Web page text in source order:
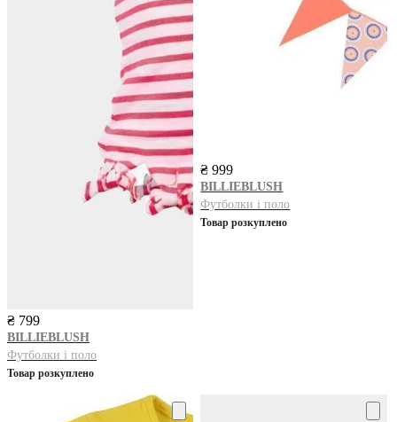
₴ 799
BILLIEBLUSH
Футболки і поло
Товар розкуплено
₴ 999
BILLIEBLUSH
Футболки і поло
Товар розкуплено